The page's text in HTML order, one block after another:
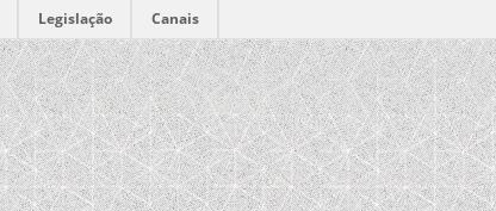
Legislação Canais